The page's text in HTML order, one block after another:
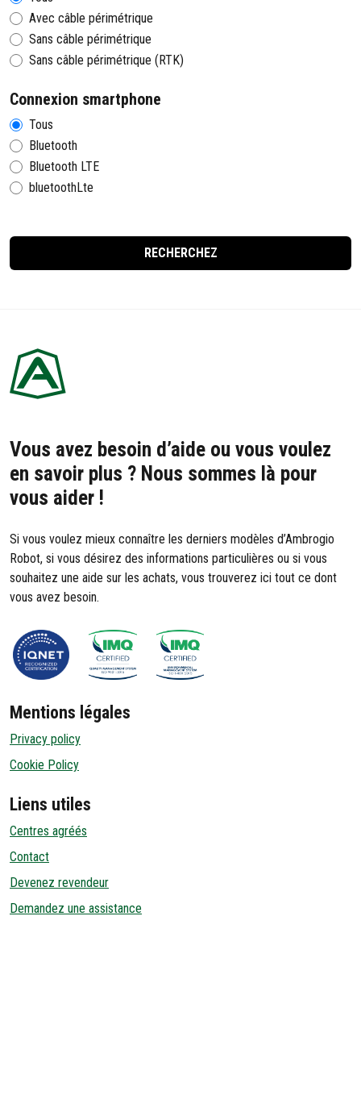
Avec câble périmétrique
Sans câble périmétrique
Sans câble périmétrique (RTK)
Connexion smartphone
Tous
Bluetooth
Bluetooth LTE
bluetoothLte
RECHERCHEZ
Vous avez besoin d’aide ou vous voulez
en savoir plus ? Nous sommes là pour
vous aider !
Si vous voulez mieux connaître les derniers modèles d’Ambrogio
Robot, si vous désirez des informations particulières ou si vous
souhaitez une aide sur les achats, vous trouverez ici tout ce dont
vous avez besoin.
Mentions légales
Privacy policy
Cookie Policy
Liens utiles
Centres agréés
Contact
Devenez revendeur
Demandez une assistance